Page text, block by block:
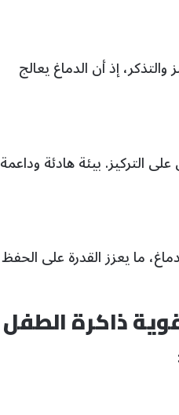
إذ أن الدماغ يعالج
التركيز. بيئة هادئة وداعمة
ما يعزز القدرة على الحفظ
ذاكرة الطفل